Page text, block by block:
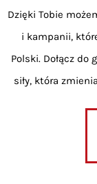
Dzięki Tobie
i kampanii,
Polski. Dołącz
siły, która